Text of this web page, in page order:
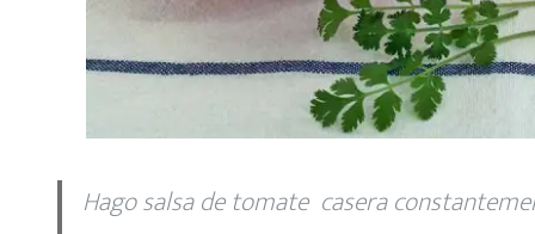
Hago salsa de tomate casera